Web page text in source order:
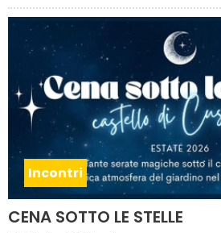
Incontri
CENA SOTTO LE STELLE